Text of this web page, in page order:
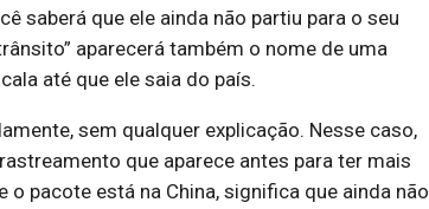
saberá que ele ainda não partiu para o seu
aparecerá também o nome de uma
até que ele saia do país.
sem qualquer explicação. Nesse caso,
que aparece antes para ter mais
pacote está na China, significa que ainda não